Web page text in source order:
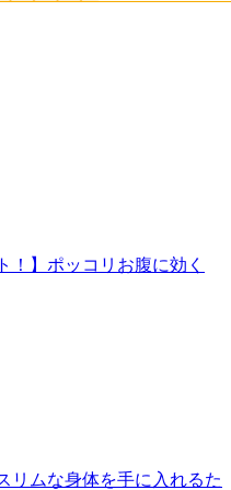
！】ポッコリお腹に効く
リムな身体を手に入れるた